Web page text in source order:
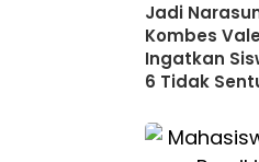
Jadi
Kombes
Ingatkan
6 Tidak
berujung